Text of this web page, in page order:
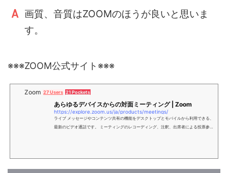
画質、音質はZOOMのほうが良いと思いま
す。
※※※ZOOM公式サイト※※※
Zoom 27 Users 21 Pockets
あらゆるデバイスからの対面ミーティング | Zoom
https://explore.zoom.us/ja/products/meetings/
ライブ メッセージやコンテンツ共有の機能をデスクトップとモバイルから利用できる、
最新のビデオ通話です。 ミーティングのレコーディング、注釈、出席者による投票参加